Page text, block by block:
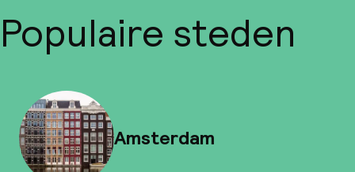
Populaire steden
Amsterdam